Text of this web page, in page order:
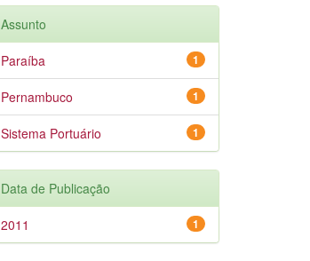
Assunto
1
Paraíba
1
Pernambuco
1
Sistema Portuário
Data de Publicação
1
2011